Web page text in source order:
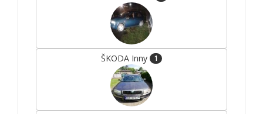
ŠKODA Inny 1